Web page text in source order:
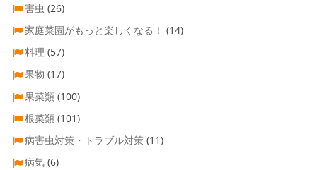
害虫 (26)
家庭菜園がもっと楽しくなる！ (14)
料理 (57)
果物 (17)
果菜類 (100)
根菜類 (101)
病害虫対策・トラブル対策 (11)
病気 (6)